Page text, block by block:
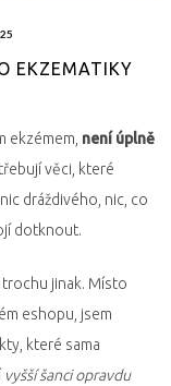
EKZEMATIKY
ekzémem, není úplně
věci, které
dráždivého, nic, co
dotknout.
jinak. Místo
eshopu, jsem
které sama
vyšší šanci opravdu